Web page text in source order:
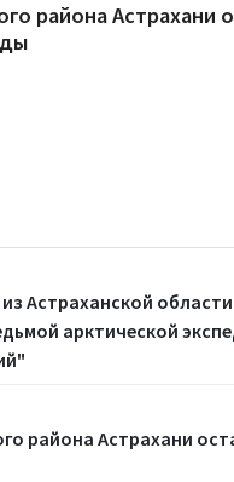
района Астрахани
Астраханской
арктической
района Астрахани